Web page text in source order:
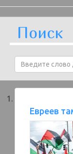
Поиск
Евреев